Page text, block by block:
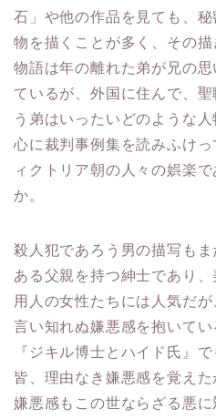
石」や他の作品を見ても、
物を描くことが多く、その
物語は年の離れた弟が兄の
ているが、外国に住んで、
う弟はいったいどのような
心に裁判事例集を読みふけ
ィクトリア朝の人々の娯楽
か。
殺人犯であろう男の描写も
ある父親を持つ紳士であり
用人の女性たちには人気だ
言い知れぬ嫌悪感を抱いて
『ジキル博士とハイド氏』
皆、理由なき嫌悪感を覚え
嫌悪感もこの世ならざる悪